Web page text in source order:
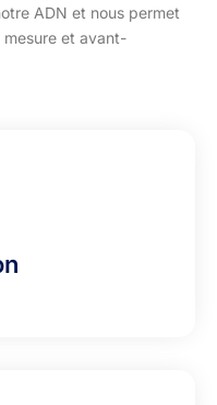
ADN et nous permet
et avant-